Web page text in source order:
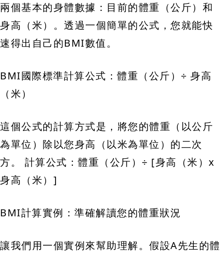
兩個基本的身體數據：目前的體重（公斤）和
身高（米）。透過一個簡單的公式，您就能快
速得出自己的BMI數值。
BMI國際標準計算公式：體重（公斤）÷ 身高
（米）
這個公式的計算方式是，將您的體重（以公斤
為單位）除以您身高（以米為單位）的二次
方。 計算公式：體重（公斤）÷ [身高（米）x
身高（米）]
BMI計算實例：準確解讀您的體重狀況
讓我們用一個實例來幫助理解。假設A先生的體